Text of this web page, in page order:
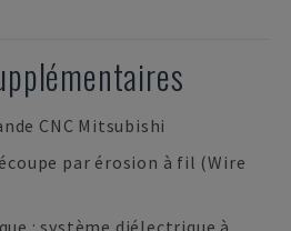
CNC Mitsubishi
par érosion à fil (Wire
: système diélectrique à